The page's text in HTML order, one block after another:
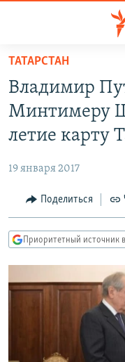
упрощенного
доступа
Вернуться
основному
Вернутся
Вернутся
поиску
ПОДКАСТЫ
АВТОРСКИЕ
МНЕНИЯ
КУЛЬТУРА
КАВКАЗ.РЕАЛИИ
СИБИРЬ.РЕАЛИИ
РАСПИСАНИЕ
ПОДПИШИТЕСЬ НА
ТАТАРСТАН
Владимир
Минтимеру
летие карту
19 января 2017
Поделиться
Приоритетный источник